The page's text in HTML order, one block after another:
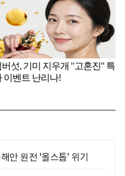
안 원전 '올스톱' 위기